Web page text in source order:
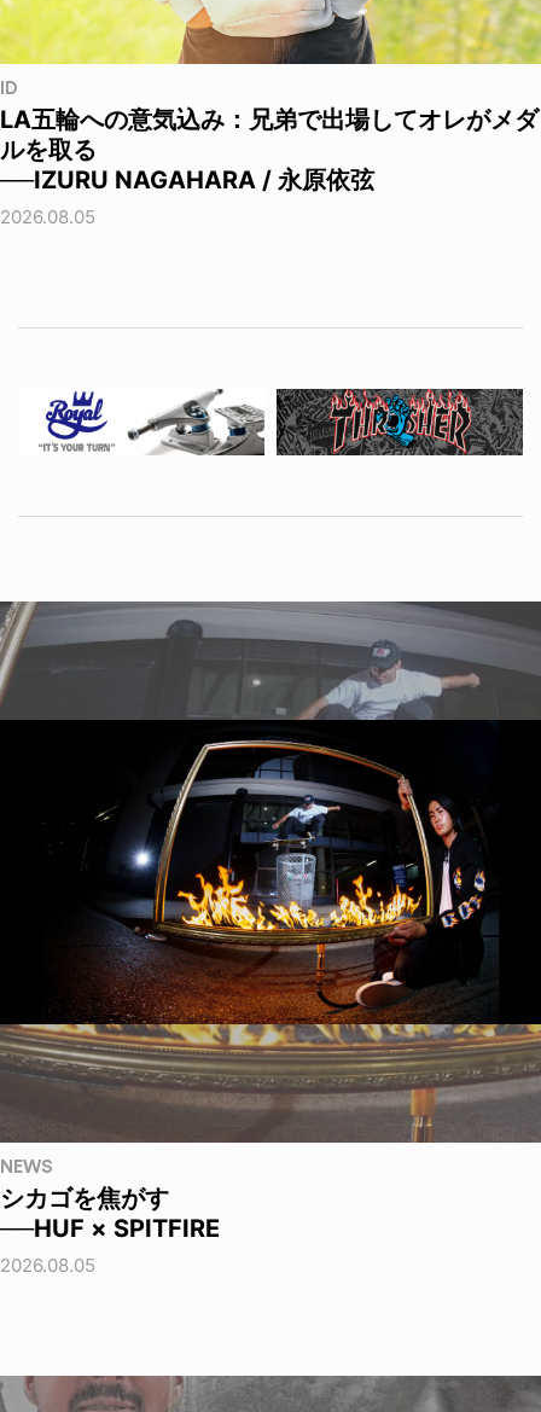
ID
LA五輪への意気込み：兄弟で出場してオレがメダ
ルを取る
──IZURU NAGAHARA / 永原依弦
2026.08.05
NEWS
シカゴを焦がす
──HUF × SPITFIRE
2026.08.05